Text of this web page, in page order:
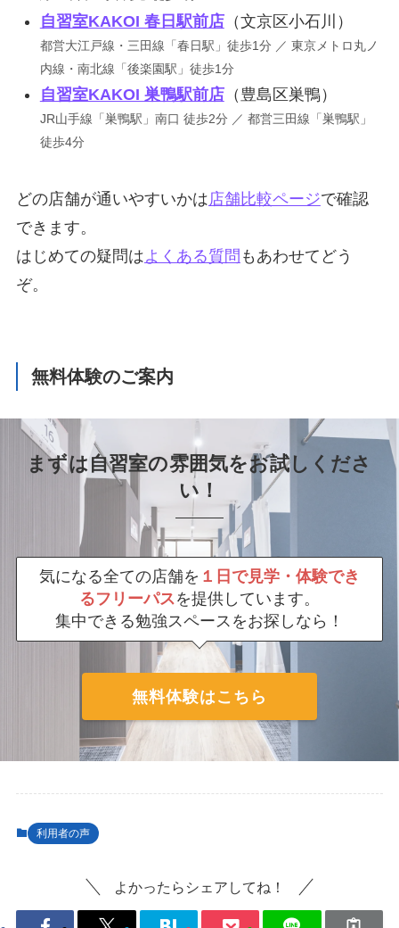
自習室KAKOI 春日駅前店（文京区小石川）
都営大江戸線・三田線「春日駅」徒歩1分 ／ 東京メトロ丸ノ
内線・南北線「後楽園駅」徒歩1分
自習室KAKOI 巣鴨駅前店（豊島区巣鴨）
JR山手線「巣鴨駅」南口 徒歩2分 ／ 都営三田線「巣鴨駅」
徒歩4分
どの店舗が通いやすいかは店舗比較ページで確認
できます。
はじめての疑問はよくある質問 もあわせてどう
ぞ。
無料体験のご案内
まずは自習室の雰囲気をお試しくださ
い！
気になる全ての店舗を １日で見学・体験でき
るフリーパス を提供しています。
集中できる勉強スペースをお探しなら！
無料体験はこちら
利用者の声
よかったらシェアしてね！